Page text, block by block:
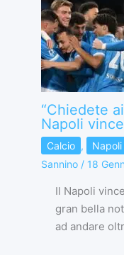
“Chiedete
Napoli
Calcio , Napoli
Sannino / 18
Il Napoli
gran bella
ad andare